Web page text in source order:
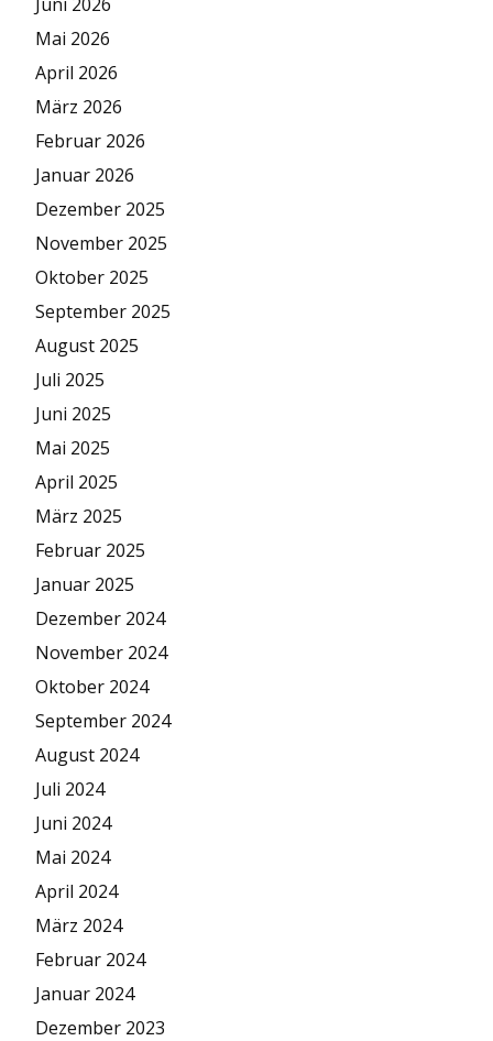
Mai 2026
April 2026
März 2026
Februar 2026
Januar 2026
Dezember 2025
November 2025
Oktober 2025
September 2025
August 2025
Juli 2025
Juni 2025
Mai 2025
April 2025
März 2025
Februar 2025
Januar 2025
Dezember 2024
November 2024
Oktober 2024
September 2024
August 2024
Juli 2024
Juni 2024
Mai 2024
April 2024
März 2024
Februar 2024
Januar 2024
Dezember 2023